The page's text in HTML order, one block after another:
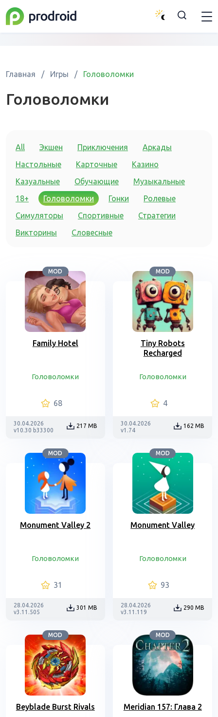
Главная / Игры / Головоломки
Головоломки
All Экшен Приключения
Аркады
Настольные
Карточные
Казино
Казуальные
Обучающие
Музыкальные
18+
Головоломки Гонки
Ролевые
Симуляторы
Спортивные
Стратегии
Викторины
Словесные
MOD
Family Hotel
Головоломки
68
30.04.2026
v10.30 b33300
217 MB
MOD
Tiny Robots
Recharged
Головоломки
4
30.04.2026
v1.74
162 MB
MOD
Monument Valley 2
Головоломки
31
28.04.2026
v3.11.505
301 MB
MOD
Monument Valley
Головоломки
93
28.04.2026
v3.11.119
290 MB
MOD
Beyblade Burst Rivals
MOD
Meridian 157: Глава 2